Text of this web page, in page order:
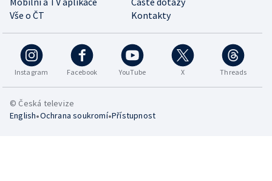
Vše o ČT
Kontakty
Instagram Facebook YouTube X Threads
© Česká televize
English•Ochrana soukromí•Přístupnost